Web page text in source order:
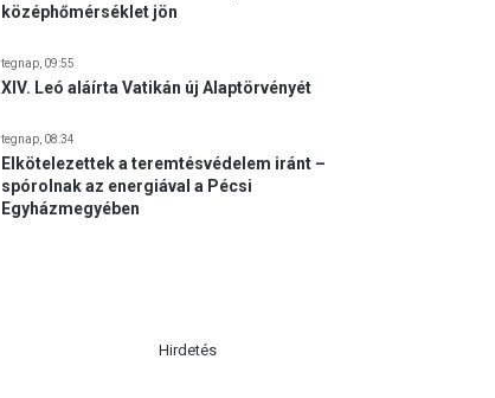
középhőmérséklet jön
tegnap, 09:55
XIV. Leó aláírta Vatikán új Alaptörvényét
tegnap, 08:34
Elkötelezettek a teremtésvédelem iránt –
spórolnak az energiával a Pécsi
Egyházmegyében
Hirdetés